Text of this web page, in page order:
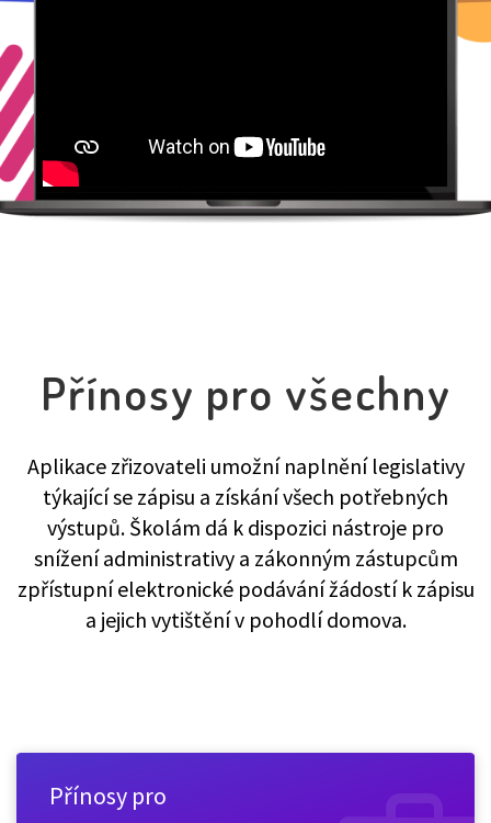
Přínosy pro všechny
Aplikace zřizovateli umožní naplnění legislativy
týkající se zápisu a získání všech potřebných
výstupů. Školám dá k dispozici nástroje pro
snížení administrativy a zákonným zástupcům
zpřístupní elektronické podávání žádostí k zápisu
a jejich vytištění v pohodlí domova.
Přínosy pro